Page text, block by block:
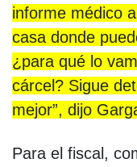
informe médico
casa donde
¿para qué lo
cárcel? Sigue
mejor”, dijo
Para el fiscal,